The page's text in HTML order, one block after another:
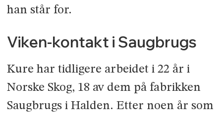
han står for.
Viken-kontakt i Saugbrugs
Kure har tidligere arbeidet i 22 år i
Norske Skog, 18 av dem på fabrikken
Saugbrugs i Halden. Etter noen år som